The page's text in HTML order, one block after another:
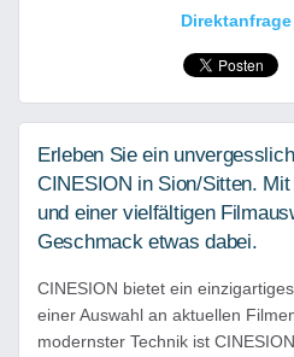
Direktanfrage
Erleben Sie ein
CINESION in Sion/Sitten.
und einer vielfältigen
Geschmack etwas dabei.
CINESION bietet ein
einer Auswahl an aktuellen
modernster Technik ist